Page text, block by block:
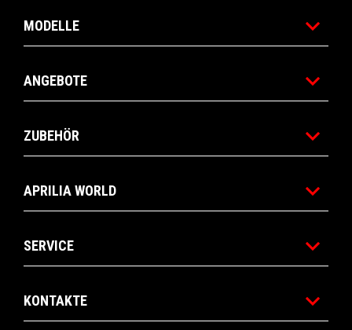
MODELLE
ANGEBOTE
ZUBEHÖR
APRILIA WORLD
SERVICE
KONTAKTE